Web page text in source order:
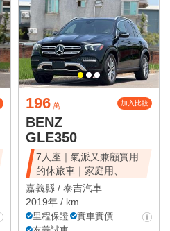
196 萬 加入比較
BENZ
GLE350
7人座｜氣派又兼顧實用
的休旅車｜家庭用、
嘉義縣 / 泰吉汽車
2019年 / km
里程保證
實車實價